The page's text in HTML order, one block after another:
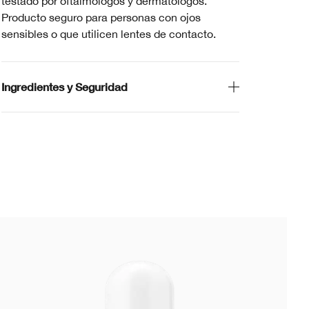
Producto seguro para personas con ojos
sensibles o que utilicen lentes de contacto.
Ingredientes y Seguridad